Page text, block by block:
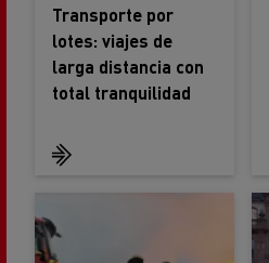
larga distancia con
total tranquilidad